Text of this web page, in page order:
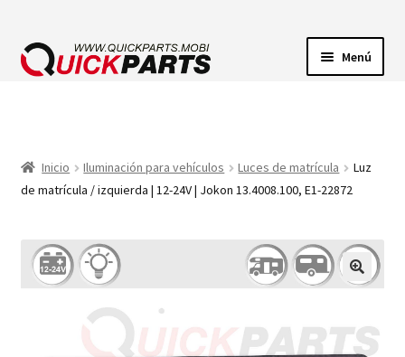
Menú
CLAXONES
Inicio Iluminación para vehículos Luces de matrícula
Luz
de matrícula / izquierda | 12-24V | Jokon 13.4008.100, E1-22872